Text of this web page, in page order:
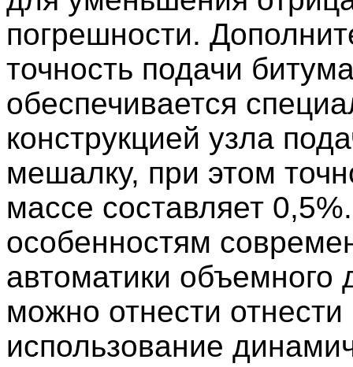
погрешности.
точность подачи
обеспечивается
конструкцией узла
мешалку, при этом
массе составляет
особенностям
автоматики объемного
можно отнести отнести
использование